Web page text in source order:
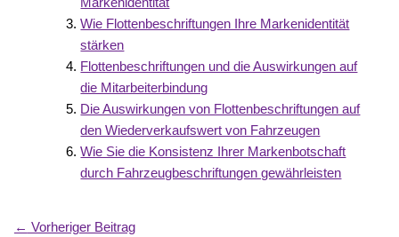
Markenidentität
Wie Flottenbeschriftungen Ihre Markenidentität
stärken
Flottenbeschriftungen und die Auswirkungen auf
die Mitarbeiterbindung
Die Auswirkungen von Flottenbeschriftungen auf
den Wiederverkaufswert von Fahrzeugen
Wie Sie die Konsistenz Ihrer Markenbotschaft
durch Fahrzeugbeschriftungen gewährleisten
← Vorheriger Beitrag